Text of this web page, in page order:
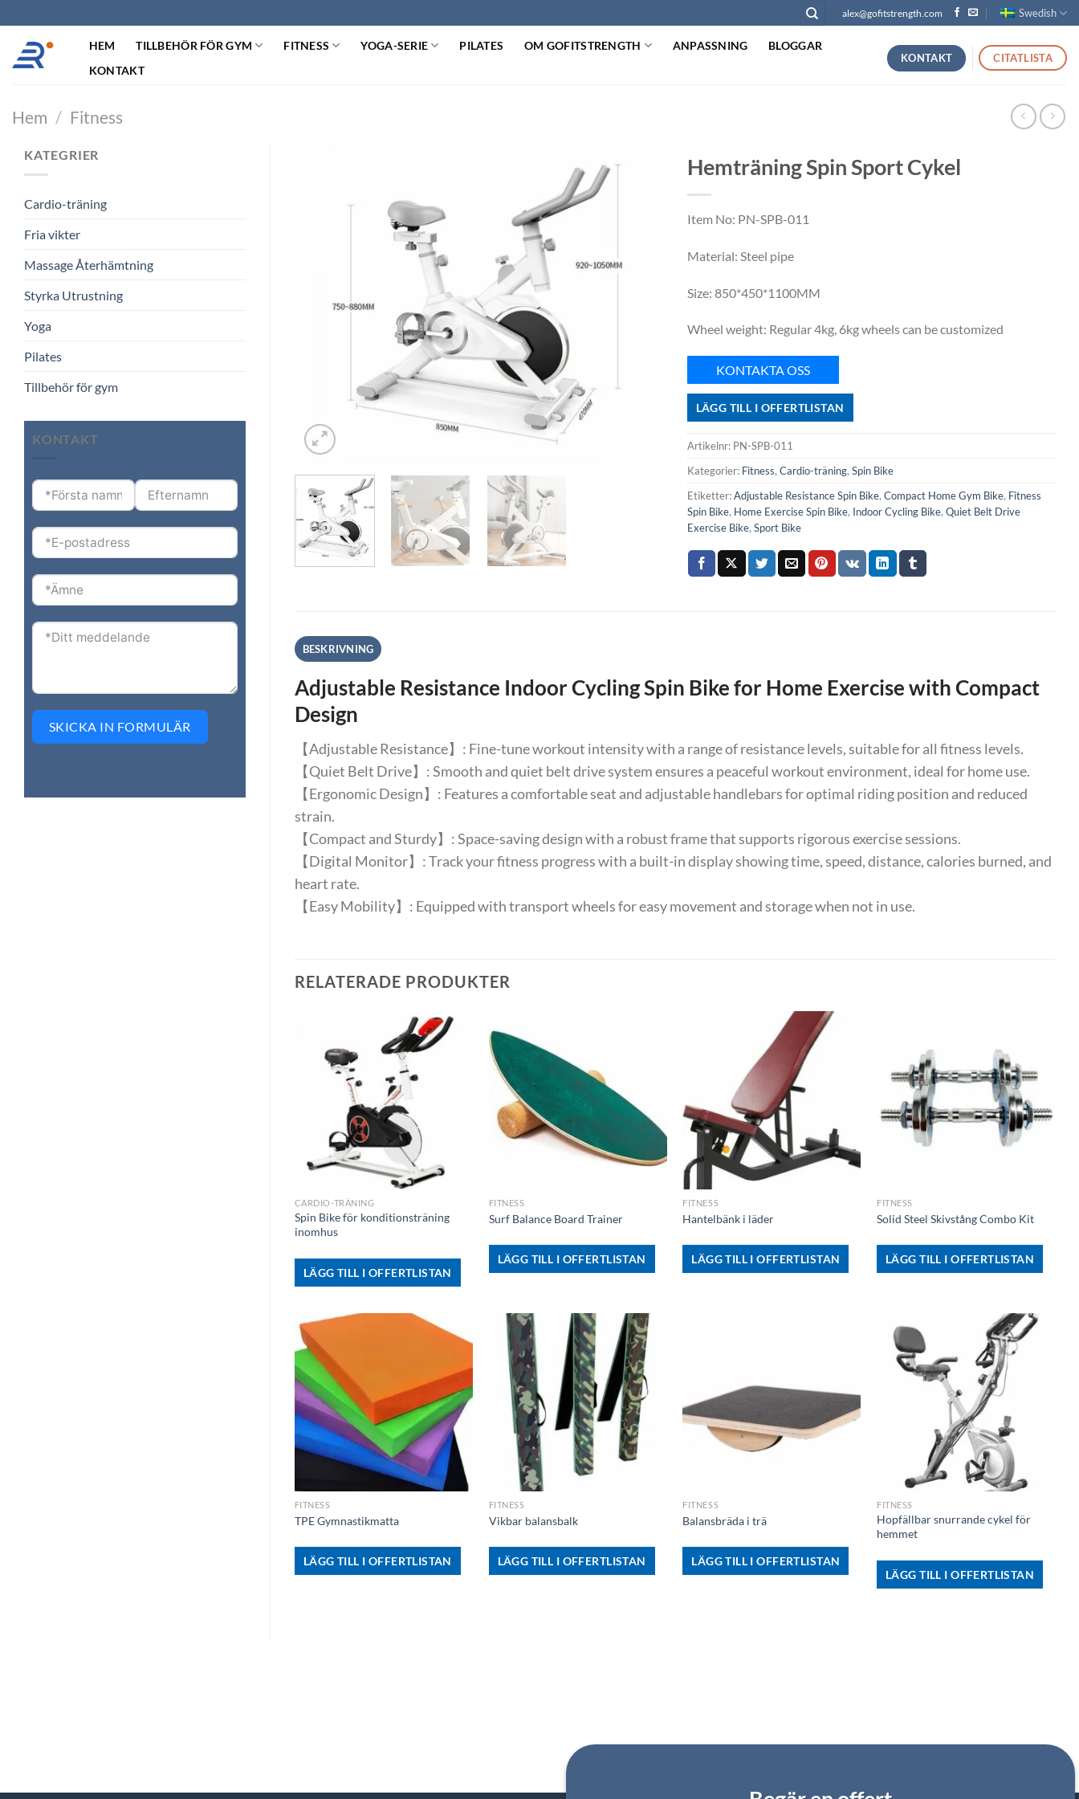
till
innehåll
alex@gofitstrength.com Swedish
HEM TILLBEHÖR FÖR GYM FITNESS YOGA-SERIE PILATES OM GOFITSTRENGTH ANPASSNING
BLOGGAR
KONTAKT
KONTAKT CITATLISTA
Hem / Fitness
KATEGRIER
Cardio-träning
Fria vikter
Massage Återhämtning
Styrka Utrustning
Yoga
Pilates
Tillbehör för gym
KONTAKT
SKICKA IN FORMULÄR
Hemträning Spin Sport Cykel
Item No: PN-SPB-011
Material: Steel pipe
Size: 850*450*1100MM
Wheel weight: Regular 4kg, 6kg wheels can be customized
KONTAKTA OSS
LÄGG TILL I OFFERTLISTAN
Artikelnr: PN-SPB-011
Kategorier: Fitness, Cardio-träning, Spin Bike
Etiketter:Adjustable Resistance Spin Bike, Compact Home Gym Bike, Fitness
Spin Bike, Home Exercise Spin Bike, Indoor Cycling Bike, Quiet Belt Drive
Exercise Bike, Sport Bike
BESKRIVNING
Adjustable Resistance Indoor Cycling Spin Bike for Home Exercise with Compact
Design
【Adjustable Resistance】: Fine-tune workout intensity with a range of resistance levels, suitable for all fitness levels.
【Quiet Belt Drive】: Smooth and quiet belt drive system ensures a peaceful workout environment, ideal for home use.
【Ergonomic Design】: Features a comfortable seat and adjustable handlebars for optimal riding position and reduced
strain.
【Compact and Sturdy】: Space-saving design with a robust frame that supports rigorous exercise sessions.
【Digital Monitor】: Track your fitness progress with a built-in display showing time, speed, distance, calories burned, and
heart rate.
【Easy Mobility】: Equipped with transport wheels for easy movement and storage when not in use.
RELATERADE PRODUKTER
CARDIO-TRÄNING
Spin Bike för konditionsträning
inomhus
LÄGG TILL I OFFERTLISTAN
FITNESS
Surf Balance Board Trainer
LÄGG TILL I OFFERTLISTAN
FITNESS
Hantelbänk i läder
LÄGG TILL I OFFERTLISTAN
FITNESS
Solid Steel Skivstång Combo Kit
LÄGG TILL I OFFERTLISTAN
FITNESS
TPE Gymnastikmatta
LÄGG TILL I OFFERTLISTAN
FITNESS
Vikbar balansbalk
LÄGG TILL I OFFERTLISTAN
FITNESS
Balansbräda i trä
LÄGG TILL I OFFERTLISTAN
FITNESS
Hopfällbar snurrande cykel för
hemmet
LÄGG TILL I OFFERTLISTAN